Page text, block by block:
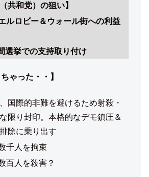
共和党）の狙い】
ルロビー＆ウォール街への利益
選挙での支持取り付け
ゃった・・】
国際的非難を避けるため射殺・
限り封印。本格的なデモ鎮圧＆
除に乗り出す
千人を拘束
百人を殺害？